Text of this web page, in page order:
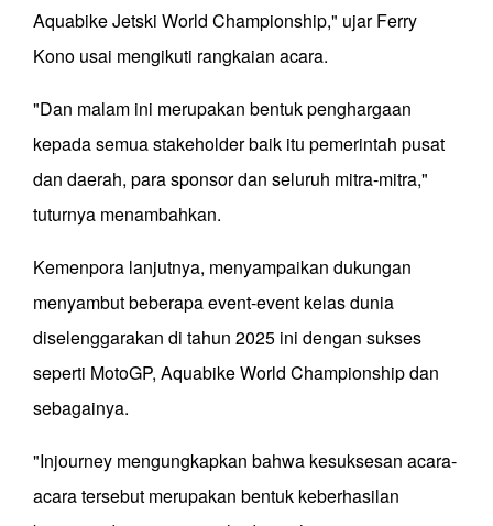
Aquabike Jetski World Championship," ujar Ferry
Kono usai mengikuti rangkaian acara.
"Dan malam ini merupakan bentuk penghargaan
kepada semua stakeholder baik itu pemerintah pusat
dan daerah, para sponsor dan seluruh mitra-mitra,"
tuturnya menambahkan.
Kemenpora lanjutnya, menyampaikan dukungan
menyambut beberapa event-event kelas dunia
diselenggarakan di tahun 2025 ini dengan sukses
seperti MotoGP, Aquabike World Championship dan
sebagainya.
"Injourney mengungkapkan bahwa kesuksesan acara-
acara tersebut merupakan bentuk keberhasilan